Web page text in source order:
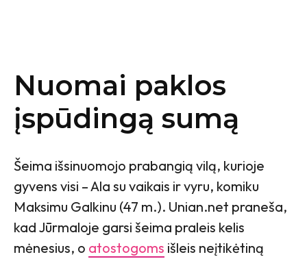
Nuomai paklos
įspūdingą sumą
Šeima išsinuomojo prabangią vilą, kurioje
gyvens visi – Ala su vaikais ir vyru, komiku
Maksimu Galkinu (47 m.). Unian.net praneša,
kad Jūrmaloje garsi šeima praleis kelis
mėnesius, o atostogoms išleis neįtikėtiną